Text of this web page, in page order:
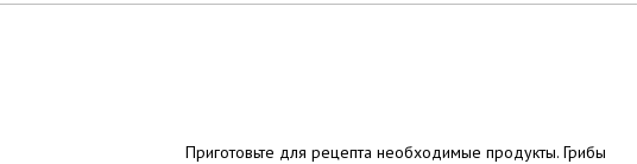
Приготовьте для рецепта необходимые продукты. Грибы